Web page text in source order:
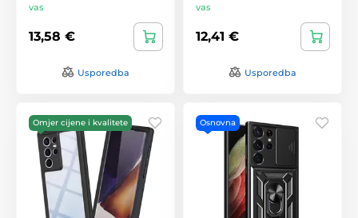
vas
13,58 €
Usporedba
vas
12,41 €
Usporedba
Omjer cijene i kvalitete Osnovna